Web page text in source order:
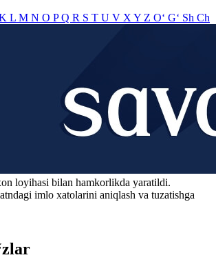
L M N O PQ R S T U V X Y Z O‘ G‘ Sh Ch
loyihasi bilan hamkorlikda yaratildi.
imlo xatolarini aniqlash va tuzatishga